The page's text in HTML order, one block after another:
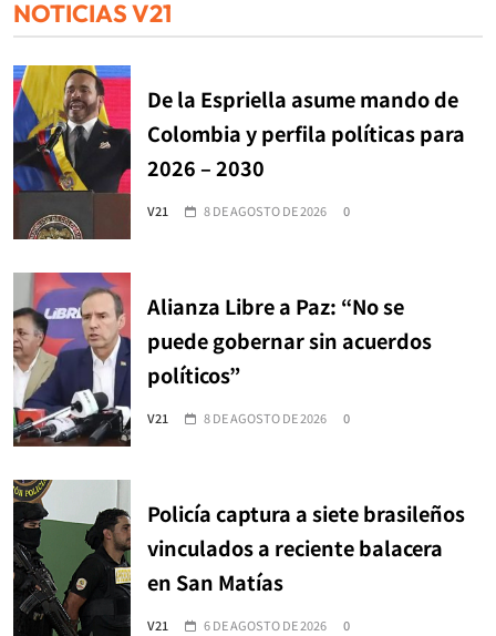
NOTICIAS V21
De la Espriella asume mando de
Colombia y perfila políticas para
2026 – 2030
V21 8 DE AGOSTO DE 2026 0
Alianza Libre a Paz: “No se
puede gobernar sin acuerdos
políticos”
V21 8 DE AGOSTO DE 2026 0
Policía captura a siete brasileños
vinculados a reciente balacera
en San Matías
V21 6 DE AGOSTO DE 2026 0